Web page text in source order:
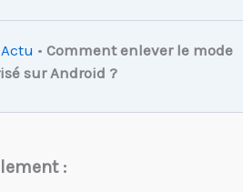
Actu • Comment enlever le mode
sur Android ?
: